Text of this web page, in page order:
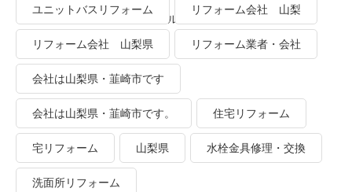
業者・会社 ＴＯＴＯリモデルクラブ
ユニットバスリフォーム リフォーム会社 山梨
リフォーム会社 山梨県 リフォーム業者・会社
会社は山梨県・韮崎市です
会社は山梨県・韮崎市です。 住宅リフォーム
宅リフォーム 山梨県 水栓金具修理・交換
洗面所リフォーム